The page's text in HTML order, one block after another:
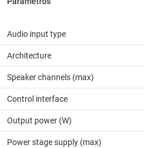
Audio input type
Architecture
Speaker channels (max)
Control interface
Output power (W)
Power stage supply (max)